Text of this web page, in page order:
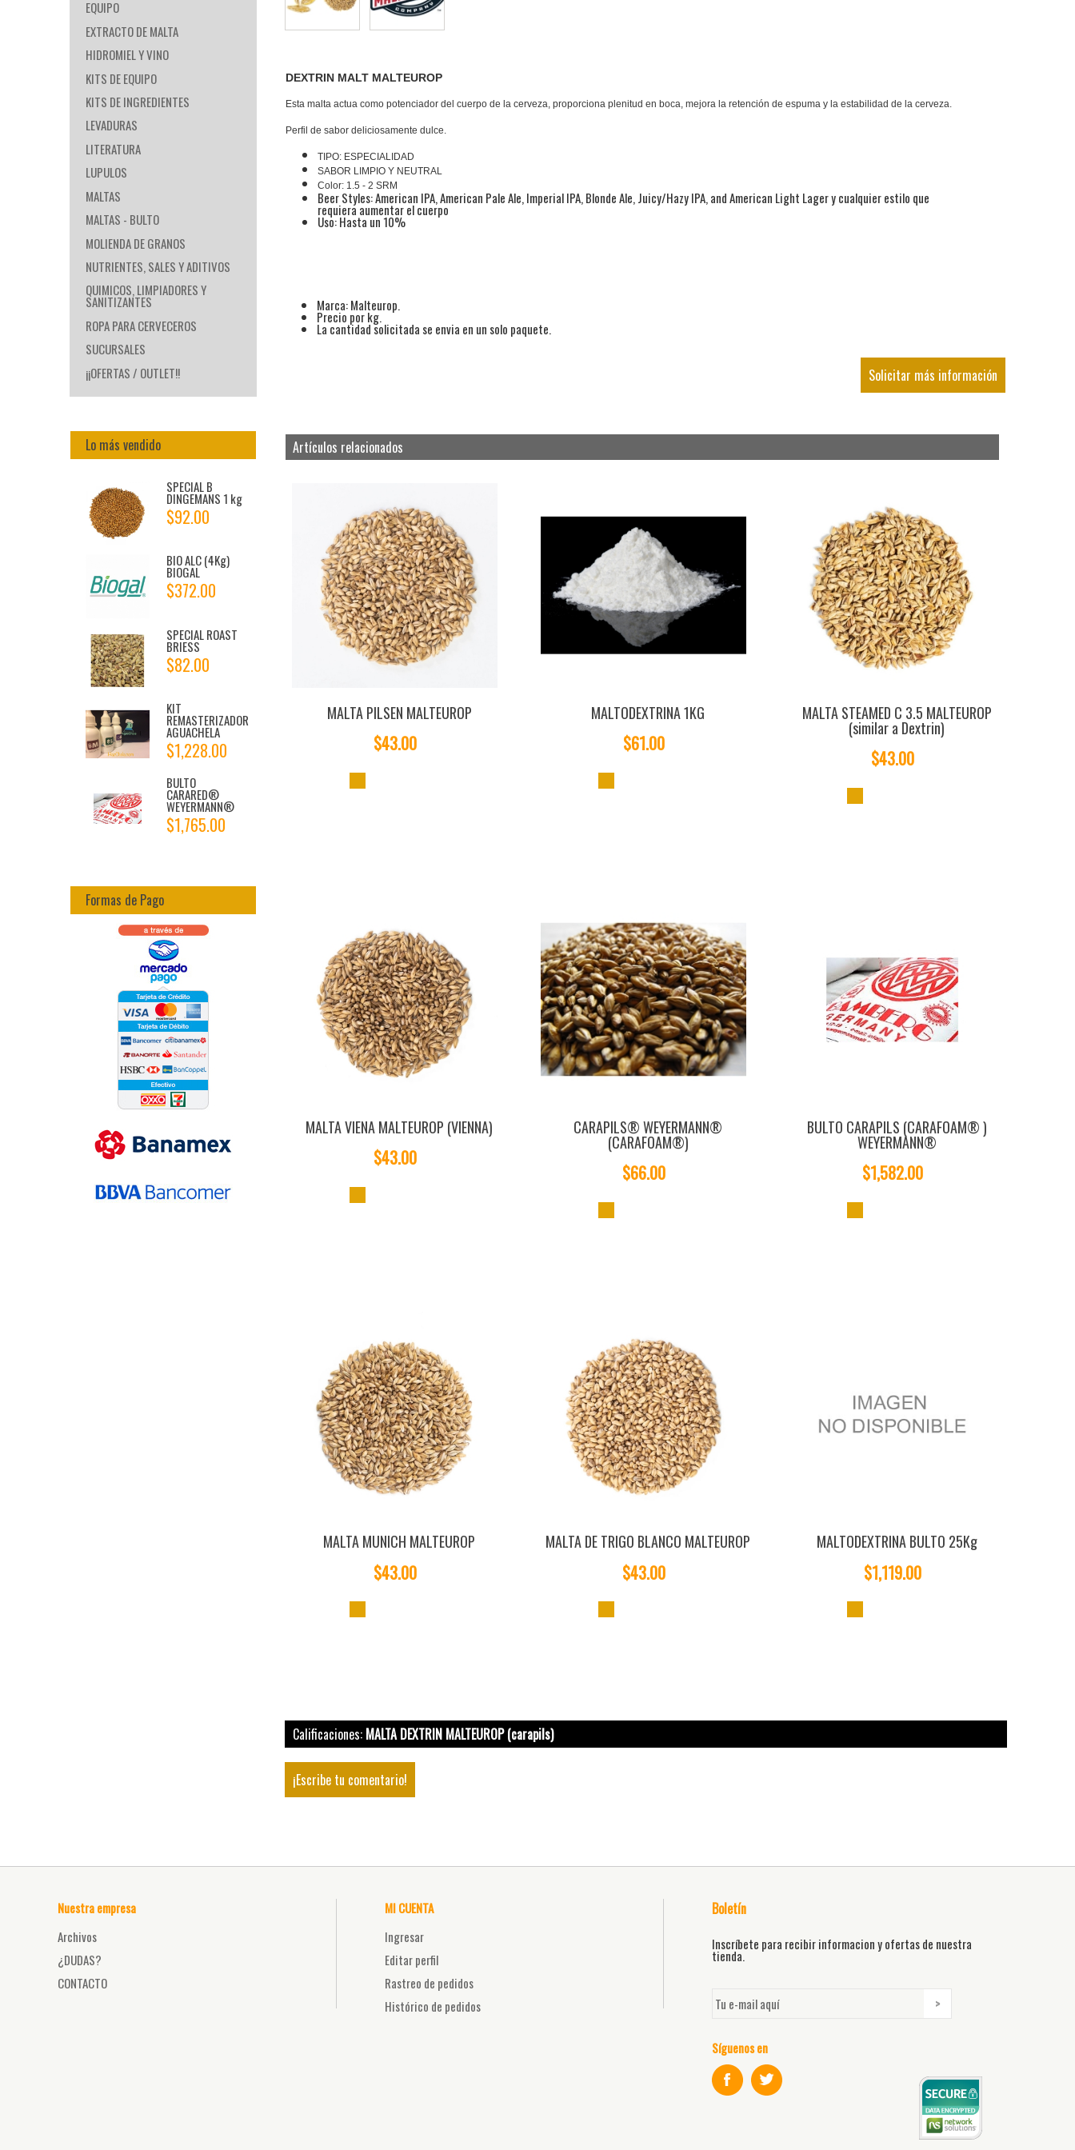
EQUIPO
EXTRACTO DE MALTA
HIDROMIEL Y VINO
KITS DE EQUIPO
KITS DE INGREDIENTES
LEVADURAS
LITERATURA
LUPULOS
MALTAS
MALTAS - BULTO
MOLIENDA DE GRANOS
NUTRIENTES, SALES Y ADITIVOS
QUIMICOS, LIMPIADORES Y
SANITIZANTES
ROPA PARA CERVECEROS
SUCURSALES
¡¡OFERTAS / OUTLET!!
Lo más vendido
SPECIAL B
DINGEMANS 1 kg
$92.00
BIO ALC (4Kg)
BIOGAL
$372.00
SPECIAL ROAST
BRIESS
$82.00
KIT
REMASTERIZADOR
AGUACHELA
$1,228.00
BULTO
CARARED®
WEYERMANN®
$1,765.00
Formas de Pago
DEXTRIN MALT MALTEUROP
Esta malta actua como potenciador del cuerpo de la cerveza, proporciona plenitud en boca, mejora la retención de espuma y la estabilidad de la cerveza.
Perfil de sabor deliciosamente dulce.
TIPO: ESPECIALIDAD
SABOR LIMPIO Y NEUTRAL
Color: 1.5 - 2 SRM
Beer Styles: American IPA, American Pale Ale, Imperial IPA, Blonde Ale, Juicy/Hazy IPA, and American Light Lager y cualquier estilo que
requiera aumentar el cuerpo
Uso: Hasta un 10%
Marca: Malteurop.
Precio por kg.
La cantidad solicitada se envia en un solo paquete.
Solicitar más información
Artículos relacionados
MALTA PILSEN MALTEUROP
$43.00
MALTODEXTRINA 1KG
$61.00
MALTA STEAMED C 3.5 MALTEUROP
(similar a Dextrin)
$43.00
MALTA VIENA MALTEUROP (VIENNA)
$43.00
CARAPILS® WEYERMANN®
(CARAFOAM®)
$66.00
BULTO CARAPILS (CARAFOAM® )
WEYERMANN®
$1,582.00
MALTA MUNICH MALTEUROP
$43.00
MALTA DE TRIGO BLANCO MALTEUROP
$43.00
MALTODEXTRINA BULTO 25Kg
$1,119.00
Calificaciones: MALTA DEXTRIN MALTEUROP (carapils)
¡Escribe tu comentario!
Nuestra empresa
Archivos
¿DUDAS?
CONTACTO
MI CUENTA
Ingresar
Editar perfil
Rastreo de pedidos
Histórico de pedidos
Boletín
Inscríbete para recibir informacion y ofertas de nuestra
tienda.
Síguenos en